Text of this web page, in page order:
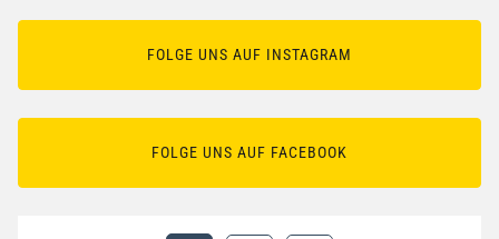
FOLGE UNS AUF INSTAGRAM
FOLGE UNS AUF FACEBOOK